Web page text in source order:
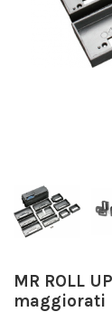
MR ROLL
maggiorati